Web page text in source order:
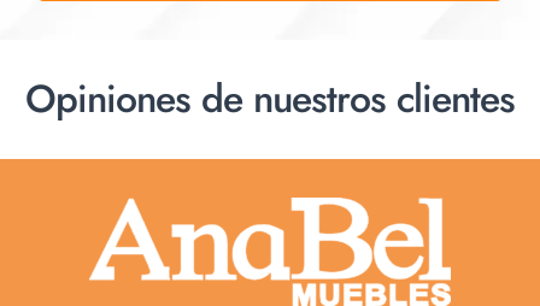
Opiniones de nuestros clientes